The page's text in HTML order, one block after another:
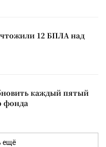
12 БПЛА над
каждый пятый
фонда
ещё